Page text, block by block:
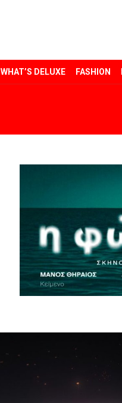
WHAT’S DELUXE FASHION